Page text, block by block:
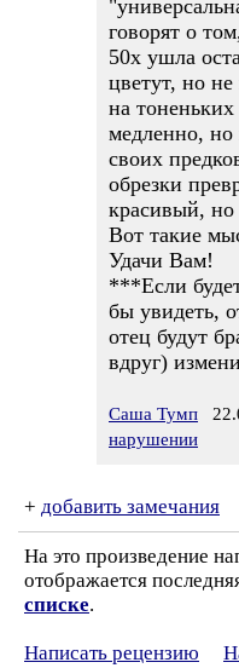
говорят о
50х ушла
цветут, но
на
медленно,
своих
обрезки
красивый,
Вот такие
Удачи Вам!
***Если
бы увидеть,
отец будут
вдруг)
Саша Тумп
нарушении
+ добавить замечания
На это произведение
отображается
списке.
Написать рецензию